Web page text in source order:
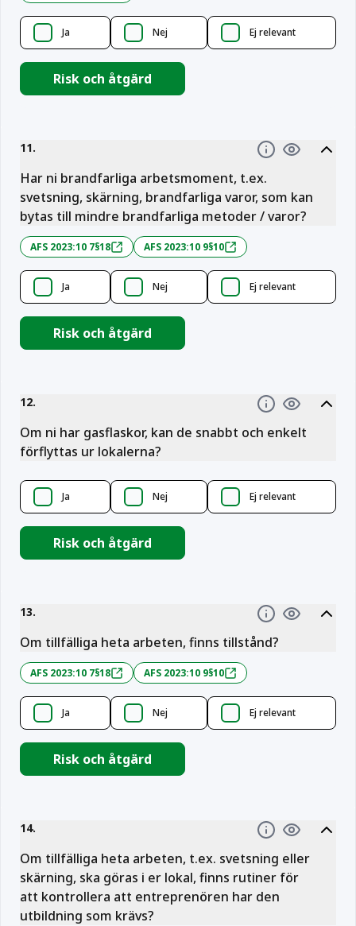
Ja Nej Ej relevant
Risk och åtgärd
11.
Har ni brandfarliga arbetsmoment, t.ex.
svetsning, skärning, brandfarliga varor, som kan
bytas till mindre brandfarliga metoder / varor?
AFS 2023:10 7§18 AFS 2023:10 9§10
Ja Nej Ej relevant
Risk och åtgärd
12.
Om ni har gasflaskor, kan de snabbt och enkelt
förflyttas ur lokalerna?
Ja Nej Ej relevant
Risk och åtgärd
13.
Om tillfälliga heta arbeten, finns tillstånd?
AFS 2023:10 7§18 AFS 2023:10 9§10
Ja Nej Ej relevant
Risk och åtgärd
14.
Om tillfälliga heta arbeten, t.ex. svetsning eller
skärning, ska göras i er lokal, finns rutiner för
att kontrollera att entreprenören har den
utbildning som krävs?